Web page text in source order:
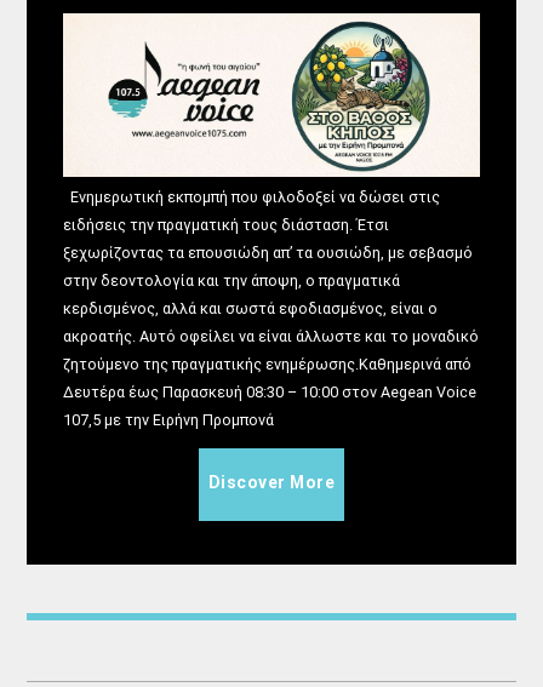
Ενημερωτική εκπομπή που φιλοδοξεί να δώσει στις
ειδήσεις την πραγματική τους διάσταση. Έτσι
ξεχωρίζοντας τα επουσιώδη απ’ τα ουσιώδη, με σεβασμό
στην δεοντολογία και την άποψη, ο πραγματικά
κερδισμένος, αλλά και σωστά εφοδιασμένος, είναι ο
ακροατής. Αυτό οφείλει να είναι άλλωστε και το μοναδικό
ζητούμενο της πραγματικής ενημέρωσης.Καθημερινά από
Δευτέρα έως Παρασκευή 08:30 – 10:00 στον Aegean Voice
107,5 με την Ειρήνη Προμπονά
Discover More